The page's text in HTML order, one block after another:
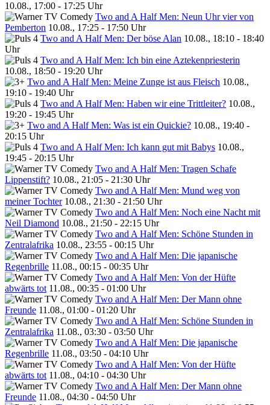
10.08., 17:00 - 17:25 Uhr
Two and A Half Men: Neun Uhr vier von
Pemberton 10.08., 17:25 - 17:50 Uhr
Two and A Half Men: Der böse Alan 10.08., 18:10 - 18:40
Uhr
Two and A Half Men: Ich bin eine Aztekenpriesterin
10.08., 18:50 - 19:20 Uhr
Two and A Half Men: Meine Zunge ist aus Fleisch 10.08.,
19:10 - 19:40 Uhr
Two and A Half Men: Haben wir eine Trittleiter? 10.08.,
19:20 - 19:45 Uhr
Two and A Half Men: Was ist ein Quickie? 10.08., 19:40 -
20:15 Uhr
Two and A Half Men: Ich kann gut mit Babys 10.08.,
19:45 - 20:15 Uhr
Two and A Half Men: Tragen Schafe
Lippenstift? 10.08., 21:05 - 21:30 Uhr
Two and A Half Men: Mund weg von
meiner Tochter 10.08., 21:30 - 21:50 Uhr
Two and A Half Men: Noch eine Nacht mit
Neil Diamond 10.08., 21:50 - 22:15 Uhr
Two and A Half Men: Schöne Stunden in
Zentralafrika 10.08., 23:55 - 00:15 Uhr
Two and A Half Men: Die japanische
Regenbrille 11.08., 00:15 - 00:35 Uhr
Two and A Half Men: Von der Hüfte
abwärts tot 11.08., 00:35 - 01:00 Uhr
Two and A Half Men: Der Mann ohne
Freunde 11.08., 01:00 - 01:20 Uhr
Two and A Half Men: Schöne Stunden in
Zentralafrika 11.08., 03:30 - 03:50 Uhr
Two and A Half Men: Die japanische
Regenbrille 11.08., 03:50 - 04:10 Uhr
Two and A Half Men: Von der Hüfte
abwärts tot 11.08., 04:10 - 04:30 Uhr
Two and A Half Men: Der Mann ohne
Freunde 11.08., 04:30 - 04:50 Uhr